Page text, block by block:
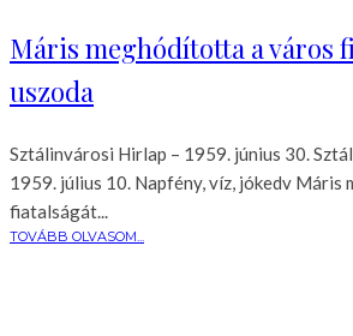
Máris meghódította a város
uszoda
Sztálinvárosi Hirlap – 1959. június 30.
1959. július 10. Napfény, víz, jókedv Máris
fiatalságát...
TOVÁBB OLVASOM...